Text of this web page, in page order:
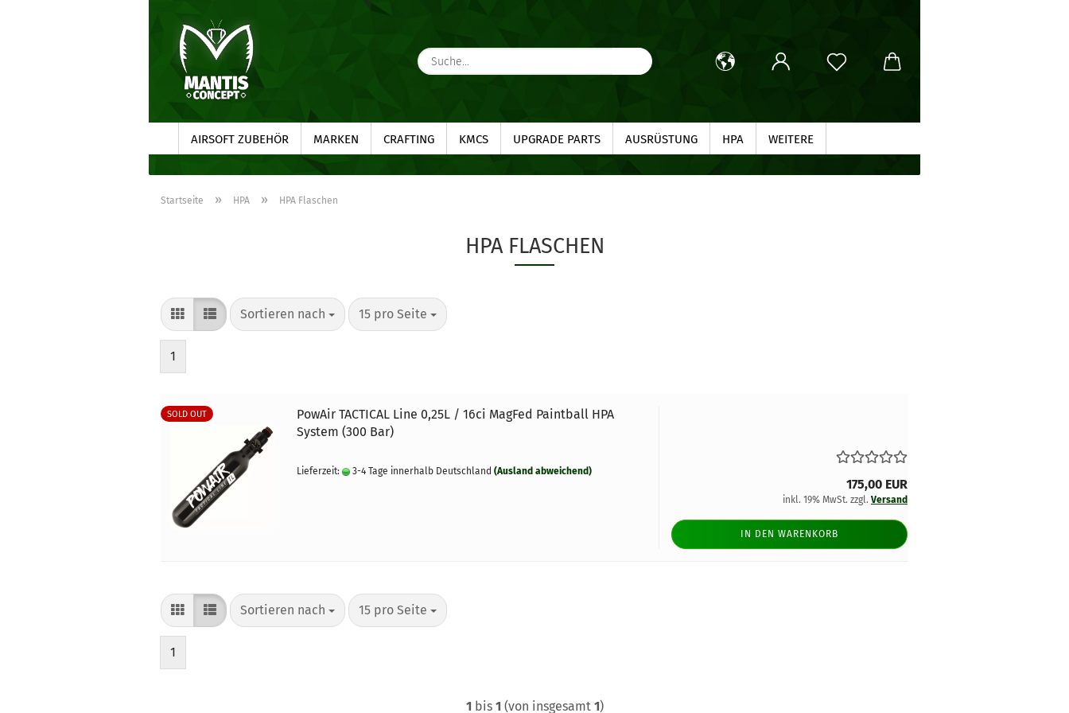
Suche...
AIRSOFT ZUBEHÖR MARKEN CRAFTING KMCS UPGRADE PARTS AUSRÜSTUNG HPA WEITERE
Startseite » HPA » HPA Flaschen
HPA FLASCHEN
Sortieren nach
Sortieren nach 15 pro Seite
pro Seite
1
SOLD OUT
PowAir TACTICAL Line 0,25L / 16ci MagFed Paintball HPA
System (300 Bar)
Lieferzeit: 3-4 Tage innerhalb Deutschland (Ausland abweichend)
175,00 EUR
inkl. 19% MwSt. zzgl. Versand
IN DEN WARENKORB
Sortieren nach
Sortieren nach 15 pro Seite
pro Seite
1
1 bis 1 (von insgesamt 1)